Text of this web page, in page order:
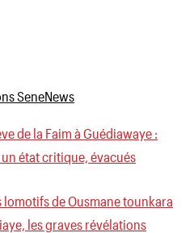
de la Faim à Guédiawaye :
un état critique, évacués
lomotifs de Ousmane tounkara
les graves révélations